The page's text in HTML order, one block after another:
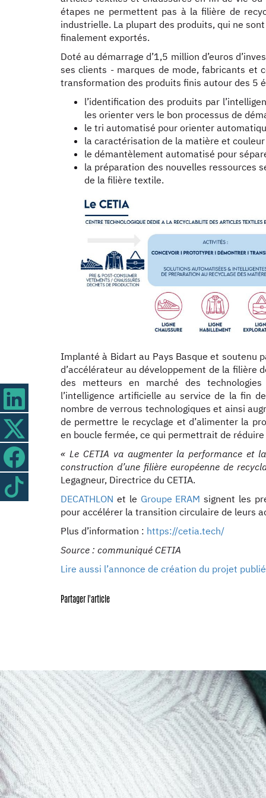
étapes ne permettent pas à la filière de
industrielle. La plupart des produits, qui ne
finalement exportés.
Doté au démarrage d’1,5 million d’euros
ses clients - marques de mode, fabricants et
transformation des produits finis autour des 5
l’identification des produits par
les orienter vers le bon processus de
le tri automatisé pour orienter
la caractérisation de la matière et
le démantèlement automatisé pour
la préparation des nouvelles ressources
de la filière textile.
Implanté à Bidart au Pays Basque et soutenu
d’accélérateur au développement de la filière
des metteurs en marché des
l’intelligence artificielle au service de la fin
nombre de verrous technologiques et ainsi
de permettre le recyclage et d’alimenter la
en boucle fermée, ce qui permettrait de
« Le CETIA va augmenter la performance et
construction d’une filière européenne de
Legagneur, Directrice du CETIA.
DECATHLON et le Groupe ERAM signent les
pour accélérer la transition circulaire de leurs
Plus d’information : https://cetia.tech/
Source : communiqué CETIA
Lire aussi l’annonce de création du projet
Partager l'article